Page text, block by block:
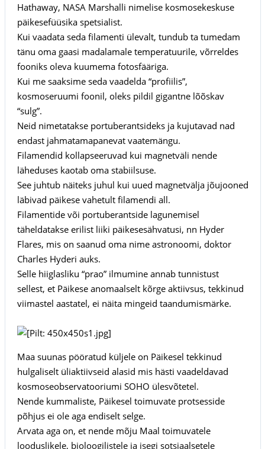
Hathaway, NASA Marshalli nimelise kosmosekeskuse
päikesefüüsika spetsialist.
Kui vaadata seda filamenti ülevalt, tundub ta tumedam
tänu oma gaasi madalamale temperatuurile, võrreldes
fooniks oleva kuumema fotosfääriga.
Kui me saaksime seda vaadelda “profiilis”,
kosmoseruumi foonil, oleks pildil gigantne lõõskav
“sulg”.
Neid nimetatakse portuberantsideks ja kujutavad nad
endast jahmatamapanevat vaatemängu.
Filamendid kollapseeruvad kui magnetväli nende
läheduses kaotab oma stabiilsuse.
See juhtub näiteks juhul kui uued magnetvälja jõujooned
läbivad päikese vahetult filamendi all.
Filamentide või portuberantside lagunemisel
täheldatakse erilist liiki päikesesähvatusi, nn Hyder
Flares, mis on saanud oma nime astronoomi, doktor
Charles Hyderi auks.
Selle hiiglasliku “prao” ilmumine annab tunnistust
sellest, et Päikese anomaalselt kõrge aktiivsus, tekkinud
viimastel aastatel, ei näita mingeid taandumismärke.
Maa suunas pööratud küljele on Päikesel tekkinud
hulgaliselt üliaktiivseid alasid mis hästi vaadeldavad
kosmoseobservatooriumi SOHO ülesvõtetel.
Nende kummaliste, Päikesel toimuvate protsesside
põhjus ei ole aga endiselt selge.
Arvata aga on, et nende mõju Maal toimuvatele
looduslikele, bioloogilistele ja isegi sotsiaalsetele